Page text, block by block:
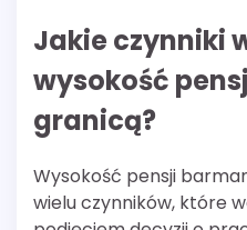
Jakie czynniki
wysokość
granicą?
Wysokość pensji
wielu czynników, które